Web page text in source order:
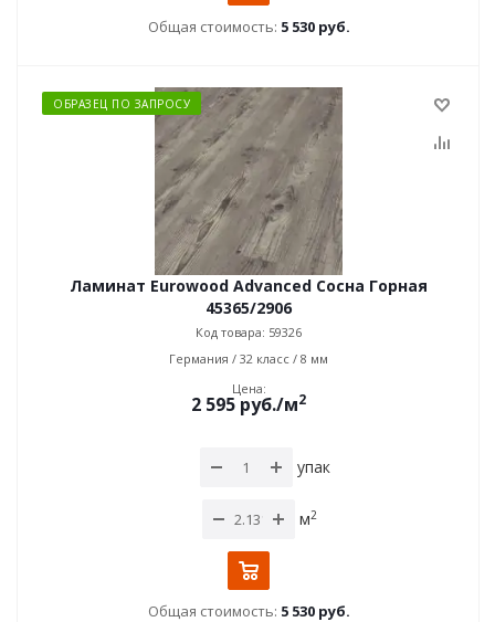
Общая стоимость: 5 530 руб.
ОБРАЗЕЦ ПО ЗАПРОСУ
Ламинат Eurowood Advanced Сосна Горная
45365/2906
Код товара: 59326
Германия / 32 класс / 8 мм
Цена:
2 595 руб./м2
упак
м2
Общая стоимость: 5 530 руб.